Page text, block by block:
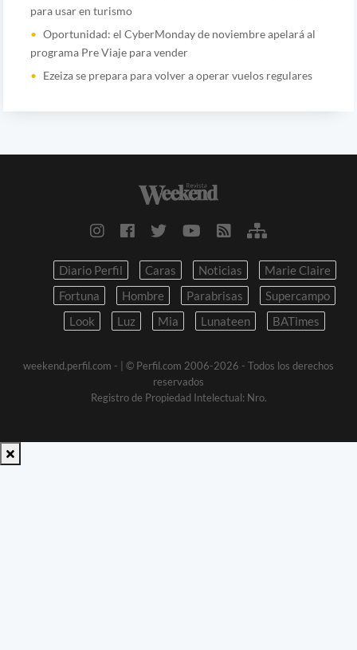
para usar en turismo
Oportunidad: el CyberMonday de noviembre apelará al
programa Pre Viaje para vender
Ezeiza se prepara para volver a operar vuelos regulares
Diario Perfil Caras Noticias
Marie Claire
Fortuna
Hombre Parabrisas
Supercampo
Look
Luz Mia Lunateen BATimes
weekend.perfil.com -
| © Perfil.com 2006-2026 - Todos los derechos
reservados
Registro de Propiedad Intelectual: Nro.